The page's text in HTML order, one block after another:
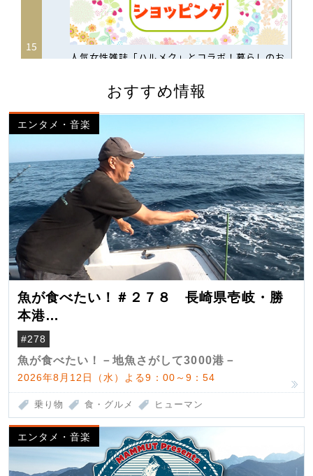
おすすめ情報
エンタメ・音楽
魚が食べたい！＃２７８ 長崎県壱岐・勝
本港
（クロマグロ）
#278
魚が食べたい！－地魚さがして3000港－
2026年8月12日（水）よる9：00～9：54
乗り物 食・グルメ ヒューマン
エンタメ・音楽